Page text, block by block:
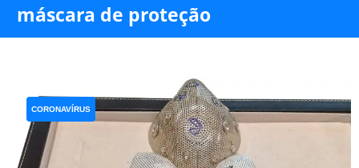
máscara de proteção
CORONAVÍRUS